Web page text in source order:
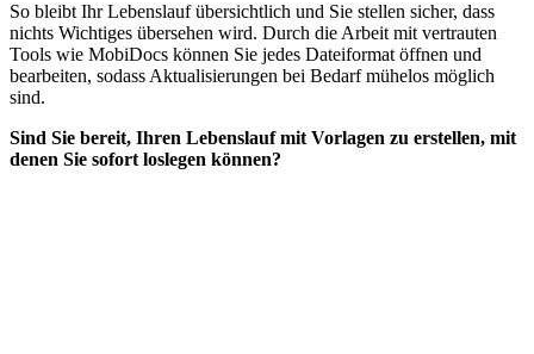
So bleibt Ihr Lebenslauf übersichtlich und Sie stellen sicher, dass
nichts Wichtiges übersehen wird. Durch die Arbeit mit vertrauten
Tools wie MobiDocs können Sie jedes Dateiformat öffnen und
bearbeiten, sodass Aktualisierungen bei Bedarf mühelos möglich
sind.
Sind Sie bereit, Ihren Lebenslauf mit Vorlagen zu erstellen, mit
denen Sie sofort loslegen können?